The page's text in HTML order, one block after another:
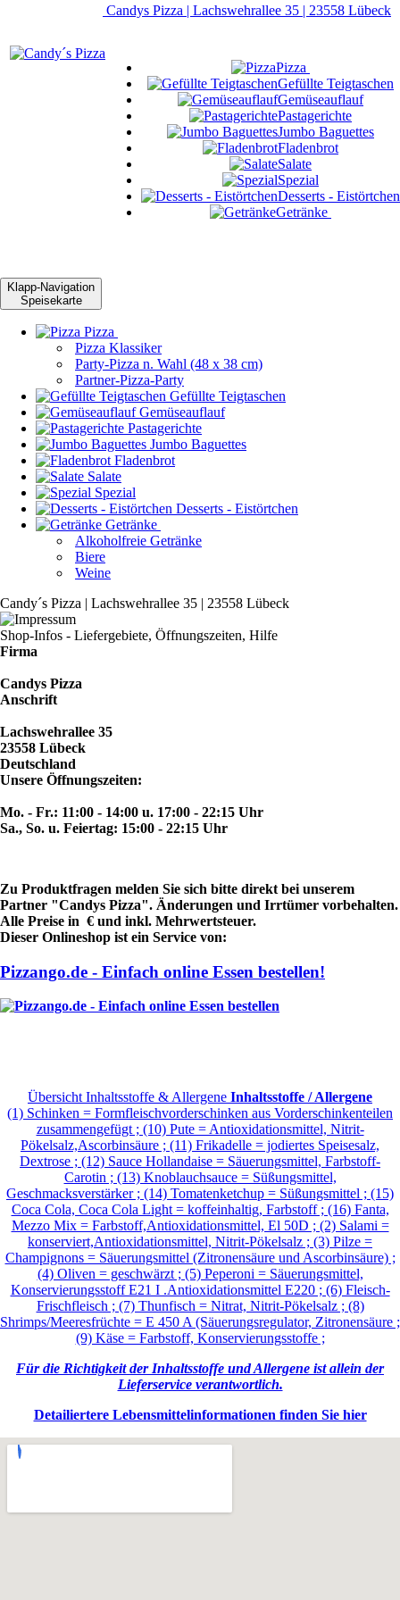
Candys Pizza | Lachswehrallee 35 | 23558 Lübeck
Pizza
Gefüllte Teigtaschen
Gemüseauflauf
Pastagerichte
Jumbo Baguettes
Fladenbrot
Salate
Spezial
Desserts - Eistörtchen
Getränke
Klapp-Navigation
Speisekarte
Pizza
Pizza Klassiker
Party-Pizza n. Wahl (48 x 38 cm)
Partner-Pizza-Party
Gefüllte Teigtaschen
Gemüseauflauf
Pastagerichte
Jumbo Baguettes
Fladenbrot
Salate
Spezial
Desserts - Eistörtchen
Getränke
Alkoholfreie Getränke
Biere
Weine
Candy´s Pizza | Lachswehrallee 35 | 23558 Lübeck
Shop-Infos - Liefergebiete, Öffnungszeiten, Hilfe
Firma
Candys Pizza
Anschrift
Lachswehrallee 35
23558 Lübeck
Deutschland
Unsere Öffnungszeiten:
Mo. - Fr.: 11:00 - 14:00 u. 17:00 - 22:15 Uhr
Sa., So. u. Feiertag: 15:00 - 22:15 Uhr
Zu Produktfragen melden Sie sich bitte direkt bei unserem
Partner "Candys Pizza". Änderungen und Irrtümer vorbehalten.
Alle Preise in € und inkl. Mehrwertsteuer.
Dieser Onlineshop ist ein Service von:
Pizzango.de - Einfach online Essen bestellen!
Übersicht Inhaltsstoffe & Allergene Inhaltsstoffe / Allergene
(1) Schinken = Formfleischvorderschinken aus Vorderschinkenteilen
zusammengefügt ; (10) Pute = Antioxidationsmittel, Nitrit-
Pökelsalz,Ascorbinsäure ; (11) Frikadelle = jodiertes Speisesalz,
Dextrose ; (12) Sauce Hollandaise = Säuerungsmittel, Farbstoff-
Carotin ; (13) Knoblauchsauce = Süßungsmittel,
Geschmacksverstärker ; (14) Tomatenketchup = Süßungsmittel ; (15)
Coca Cola, Coca Cola Light = koffeinhaltig, Farbstoff ; (16) Fanta,
Mezzo Mix = Farbstoff,Antioxidationsmittel, El 50D ; (2) Salami =
konserviert,Antioxidationsmittel, Nitrit-Pökelsalz ; (3) Pilze =
Champignons = Säuerungsmittel (Zitronensäure und Ascorbinsäure) ;
(4) Oliven = geschwärzt ; (5) Peperoni = Säuerungsmittel,
Konservierungsstoff E21 I .Antioxidationsmittel E220 ; (6) Fleisch-
Frischfleisch ; (7) Thunfisch = Nitrat, Nitrit-Pökelsalz ; (8)
Shrimps/Meeresfrüchte = E 450 A (Säuerungsregulator, Zitronensäure ;
(9) Käse = Farbstoff, Konservierungsstoffe ;
Für die Richtigkeit der Inhaltsstoffe und Allergene ist allein der
Lieferservice verantwortlich.
Detailiertere Lebensmittelinformationen finden Sie hier